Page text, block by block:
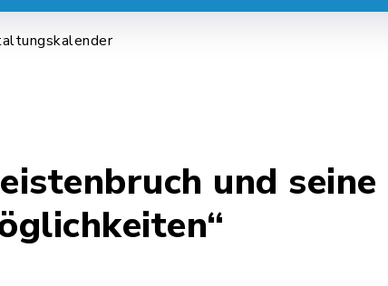
& SERVICE LEBEN & ALLTAG
und seine